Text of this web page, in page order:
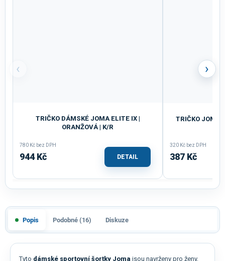
‹
TRIČKO DÁMSKÉ JOMA ELITE IX |
ORANŽOVÁ | K/R
780 Kč bez DPH
944 Kč DETAIL
TRIČKO JOMA
320 Kč bez DPH
387 Kč
›
Popis Podobné (16) Diskuze
Tyto dámské sportovní šortky Joma jsou navrženy pro ženy,